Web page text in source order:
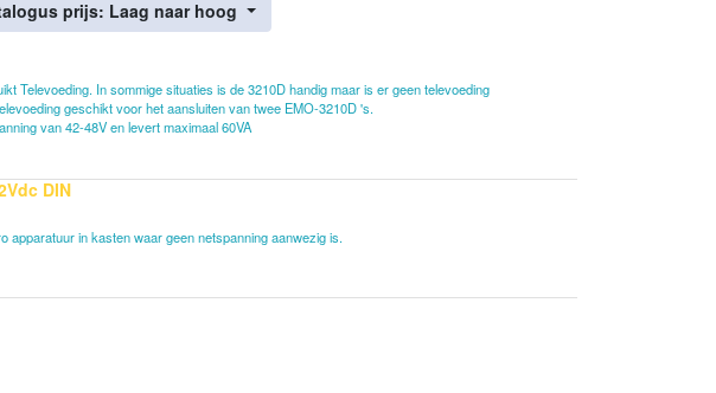
prijs: Laag naar hoog
Televoeding. In sommige situaties is de 3210D handig maar is er geen televoeding
geschikt voor het aansluiten van twee EMO-3210D 's.
van 42-48V en levert maximaal 60VA
DIN
apparatuur in kasten waar geen netspanning aanwezig is.